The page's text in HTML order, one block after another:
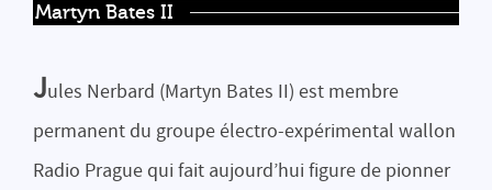
Martyn Bates II
Jules Nerbard (Martyn Bates II) est membre
permanent du groupe électro-expérimental wallon
Radio Prague qui fait aujourd’hui figure de pionner